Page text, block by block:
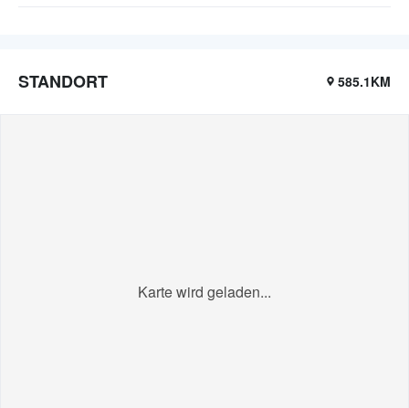
STANDORT 585.1KM
Karte wird geladen...